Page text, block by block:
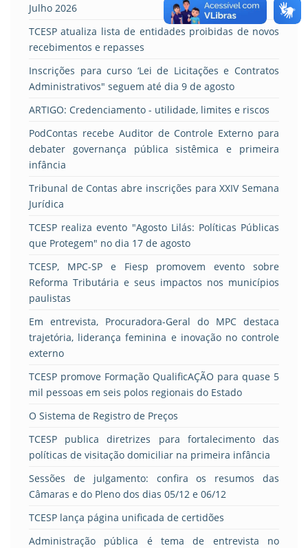
Julho 2026
TCESP atualiza lista de entidades proibidas de novos
recebimentos e repasses
Inscrições para curso ‘Lei de Licitações e Contratos
Administrativos" seguem até dia 9 de agosto
ARTIGO: Credenciamento - utilidade, limites e riscos
PodContas recebe Auditor de Controle Externo para
debater governança pública sistêmica e primeira
infância
Tribunal de Contas abre inscrições para XXIV Semana
Jurídica
TCESP realiza evento "Agosto Lilás: Políticas Públicas
que Protegem" no dia 17 de agosto
TCESP, MPC-SP e Fiesp promovem evento sobre
Reforma Tributária e seus impactos nos municípios
paulistas
Em entrevista, Procuradora-Geral do MPC destaca
trajetória, liderança feminina e inovação no controle
externo
TCESP promove Formação QualificAÇÃO para quase 5
mil pessoas em seis polos regionais do Estado
O Sistema de Registro de Preços
TCESP publica diretrizes para fortalecimento das
políticas de visitação domiciliar na primeira infância
Sessões de julgamento: confira os resumos das
Câmaras e do Pleno dos dias 05/12 e 06/12
TCESP lança página unificada de certidões
Administração pública é tema de entrevista no